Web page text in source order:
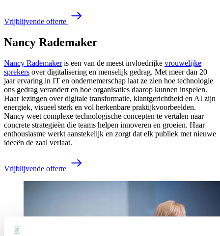
Vrijblijvende offerte
Nancy Rademaker
Nancy Rademakeris een van de meest invloedrijke vrouwelijke
sprekers over digitalisering en menselijk gedrag. Met meer dan 20
jaar ervaring in IT en ondernemerschap laat ze zien hoe technologie
ons gedrag verandert en hoe organisaties daarop kunnen inspelen.
Haar lezingen over digitale transformatie, klantgerichtheid en AI zijn
energiek, visueel sterk en vol herkenbare praktijkvoorbeelden.
Nancy weet complexe technologische concepten te vertalen naar
concrete strategieën die teams helpen innoveren en groeien. Haar
enthousiasme werkt aanstekelijk en zorgt dat elk publiek met nieuwe
ideeën de zaal verlaat.
Vrijblijvende offerte